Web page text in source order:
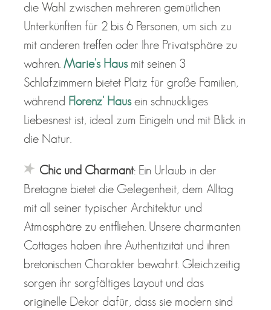
die Wahl zwischen mehreren gemütlichen
Unterkünften für 2 bis 6 Personen, um sich zu
mit anderen treffen oder Ihre Privatsphäre zu
wahren. Marie's Hausmit seinen 3
Schlafzimmern bietet Platz für große Familien,
während Florenz' Hausein schnuckliges
Liebesnest ist, ideal zum Einigeln und mit Blick in
die Natur.
Chic und Charmant: Ein Urlaub in der
Bretagne bietet die Gelegenheit, dem Alltag
mit all seiner typischer Architektur und
Atmosphäre zu entfliehen. Unsere charmanten
Cottages haben ihre Authentizität und ihren
bretonischen Charakter bewahrt. Gleichzeitig
sorgen ihr sorgfältiges Layout und das
originelle Dekor dafür, dass sie modern sind